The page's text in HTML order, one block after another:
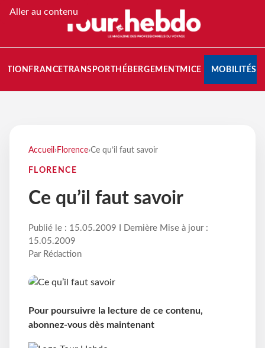
Aller au contenu
FRANCETRANSPORT HÉBERGEMENTMICE MOBILITÉS
Accueil › Florence›Ce qu’il faut savoir
FLORENCE
Ce qu’il faut savoir
Publié le : 15.05.2009 I Dernière Mise à jour :
15.05.2009
Par Rédaction
Pour poursuivre la lecture de ce contenu,
abonnez-vous dès maintenant